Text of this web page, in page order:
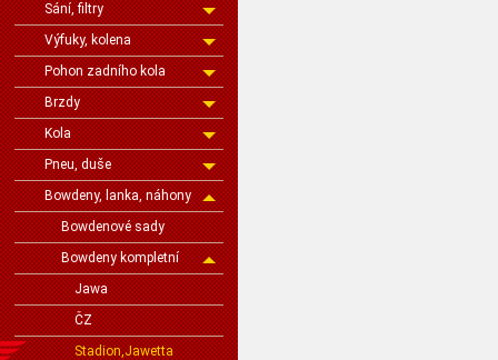
Sání, filtry
Výfuky, kolena
Pohon zadního kola
Brzdy
Kola
Pneu, duše
Bowdeny, lanka, náhony
Bowdenové sady
Bowdeny kompletní
Jawa
ČZ
Stadion,Jawetta